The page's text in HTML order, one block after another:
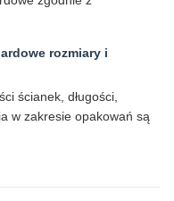
rozmiary i
ścianek, długości,
w zakresie opakowań są